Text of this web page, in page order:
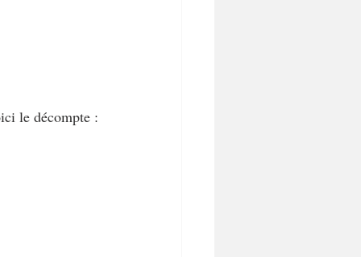
le décompte :